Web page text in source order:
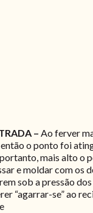
– Ao ferver
então o ponto foi
mais alto o
e moldar com os
sob a pressão
“agarrar-se” ao